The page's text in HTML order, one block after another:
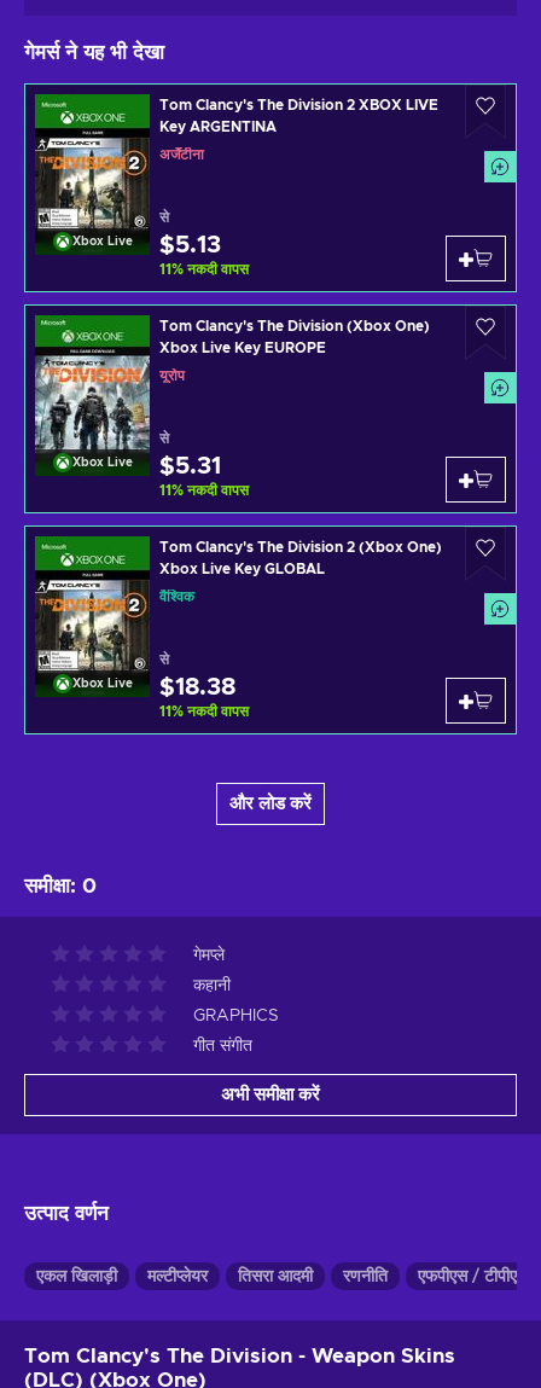
गेमर्स ने यह भी देखा
Xbox Live
Tom Clancy's The Division 2 XBOX LIVE
Key ARGENTINA
अर्जेंटीना
से
$5.13
11% नकदी वापस
Xbox Live
Tom Clancy's The Division (Xbox One)
Xbox Live Key EUROPE
यूरोप
से
$5.31
11% नकदी वापस
Xbox Live
Tom Clancy's The Division 2 (Xbox One)
Xbox Live Key GLOBAL
वैश्विक
से
$18.38
11% नकदी वापस
और लोड करें
समीक्षा: 0
गेमप्ले
कहानी
GRAPHICS
गीत संगीत
अभी समीक्षा करें
उत्पाद वर्णन
एकल खिलाड़ी मल्टीप्लेयर तिसरा आदमी रणनीति एफपीएस / टीपीएस
Tom Clancy's The Division - Weapon Skins
(DLC) (Xbox One)